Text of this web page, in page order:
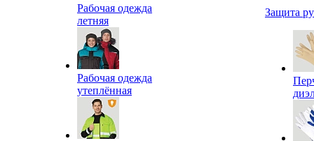
Рабочая одежда
летняя
Рабочая одежда
утеплённая
Защита